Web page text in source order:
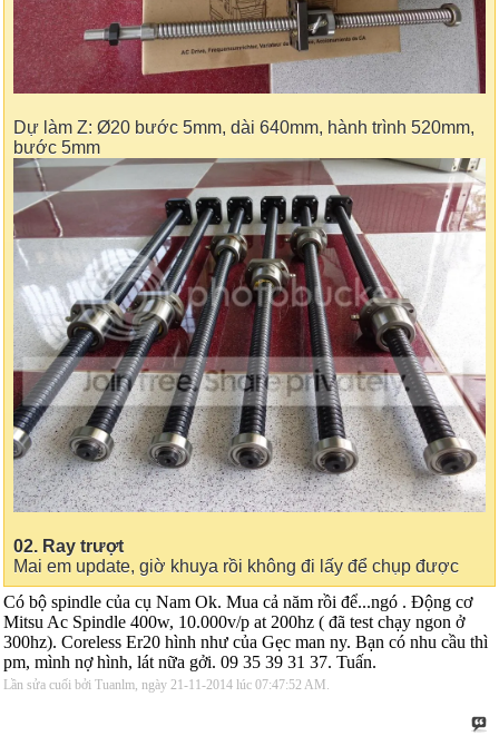
Dự làm Z: Ø20 bước 5mm, dài 640mm, hành trình 520mm,
bước 5mm
02. Ray trượt
Mai em update, giờ khuya rồi không đi lấy để chụp được
Có bộ spindle của cụ Nam Ok. Mua cả năm rồi để...ngó . Động cơ
Mitsu Ac Spindle 400w, 10.000v/p at 200hz ( đã test chạy ngon ở
300hz). Coreless Er20 hình như của Gẹc man ny. Bạn có nhu cầu thì
pm, mình nợ hình, lát nữa gởi. 09 35 39 31 37. Tuấn.
Lần sửa cuối bởi Tuanlm, ngày 21-11-2014 lúc 07:47:52 AM